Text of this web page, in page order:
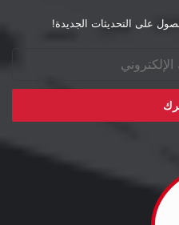
على التحديثات الجديدة!